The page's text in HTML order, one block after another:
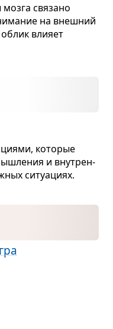
свя­зано
на внеш­ний
вли­яет
кото­рые
и вну­трен­
ситу­а­циях.